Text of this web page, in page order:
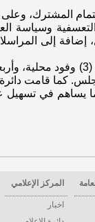
المشترك،
وسياسة
إلى
من وإلى المجلس.
يساهم في تسهيل
المركز الإعلامي
اخبار